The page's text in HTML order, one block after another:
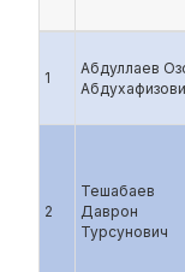
1
Абдуллаев
2
Тешабаев
Даврон
Турсунович